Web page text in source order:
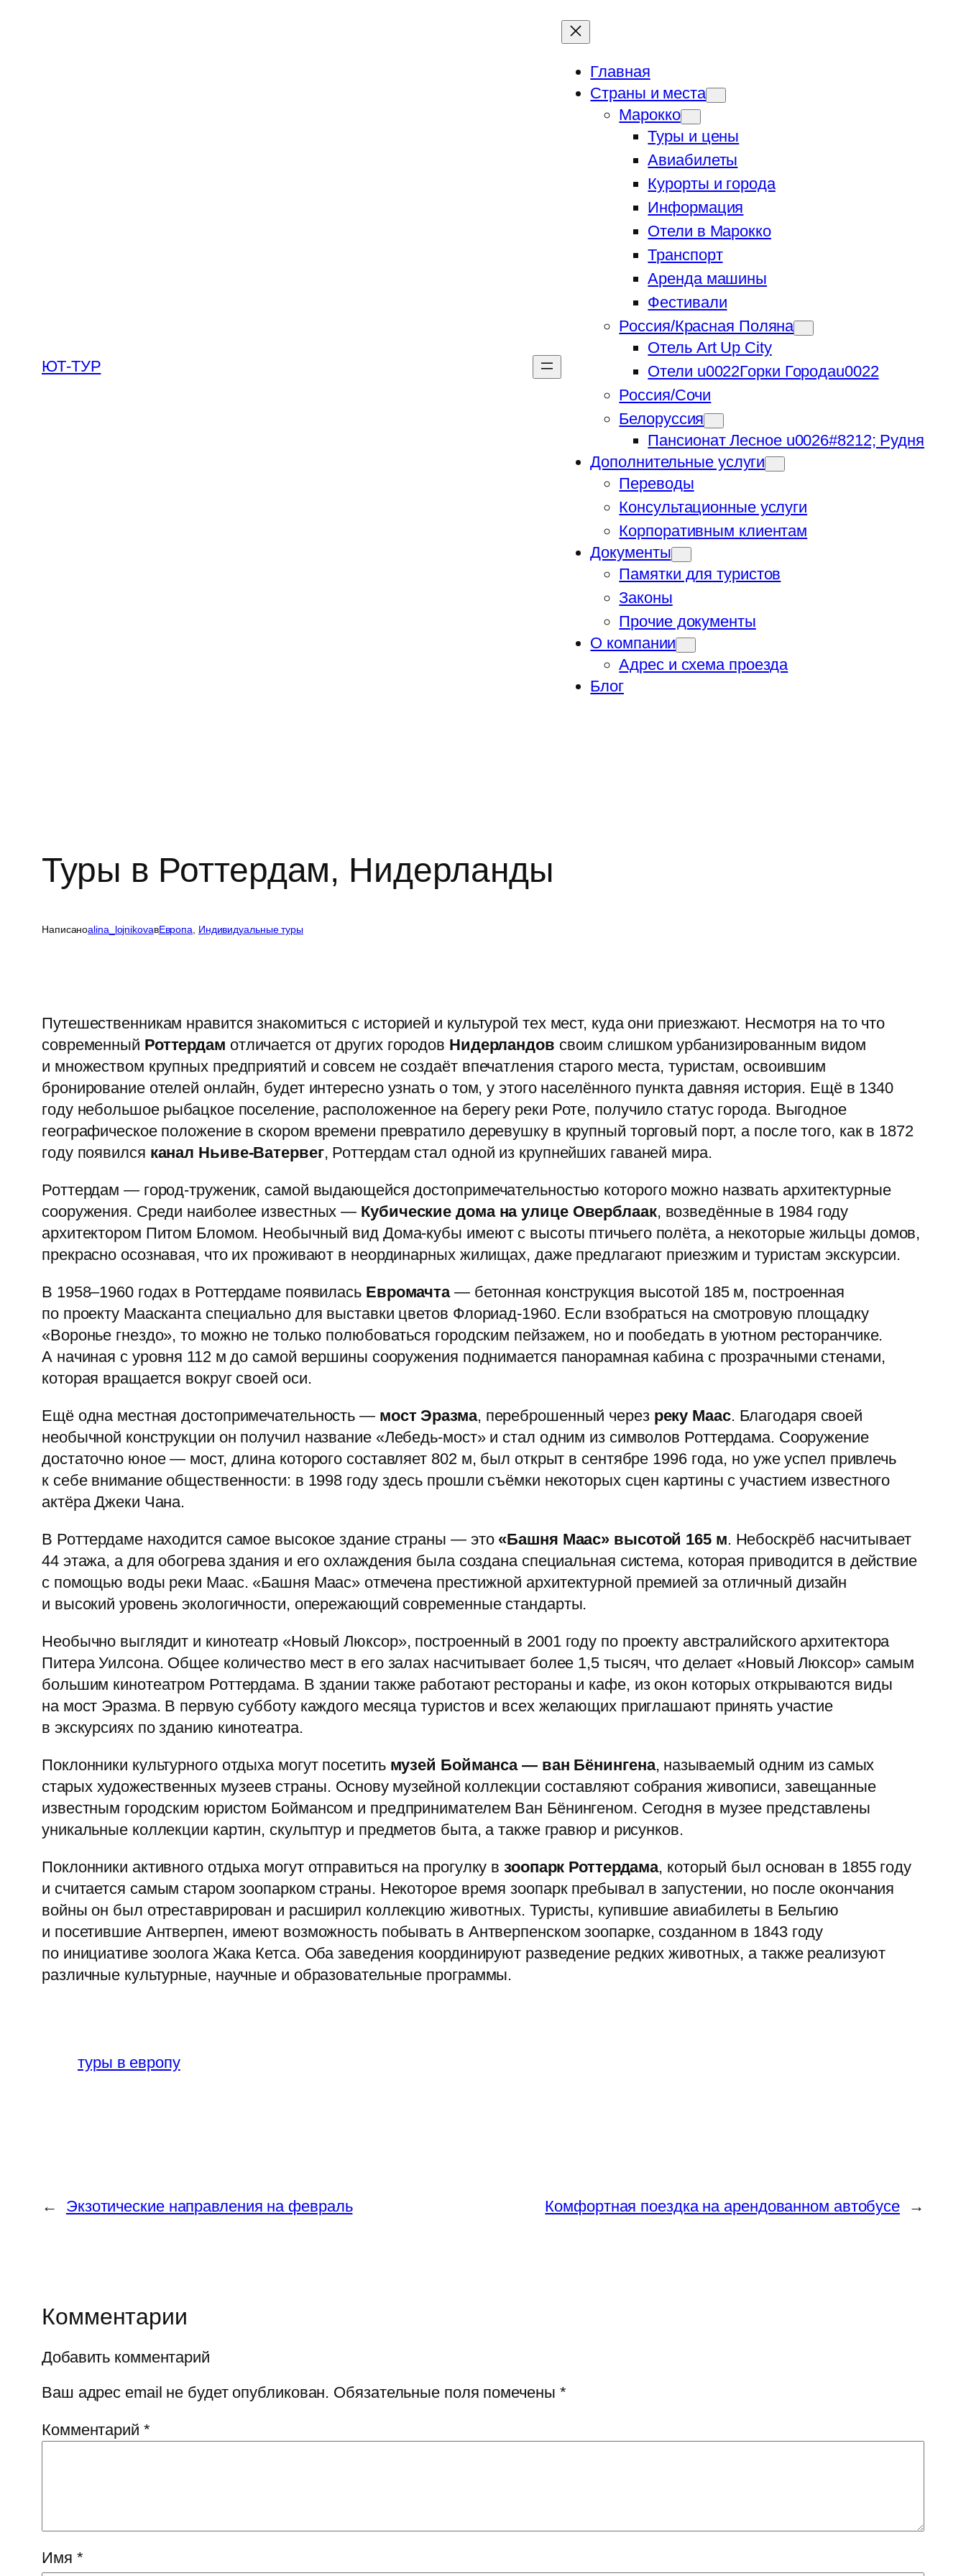
ЮТ-ТУР
Главная
Страны и места
Марокко
Туры и цены
Авиабилеты
Курорты и города
Информация
Отели в Марокко
Транспорт
Аренда машины
Фестивали
Россия/Красная Поляна
Отель Art Up City
Отели u0022Горки Городаu0022
Россия/Сочи
Белоруссия
Пансионат Лесное u0026#8212; Рудня
Дополнительные услуги
Переводы
Консультационные услуги
Корпоративным клиентам
Документы
Памятки для туристов
Законы
Прочие документы
О компании
Адрес и схема проезда
Блог
Туры в Роттердам, Нидерланды
Написаноalina_lojnikovaвЕвропа, Индивидуальные туры
Путешественникам нравится знакомиться с историей и культурой тех мест, куда они приезжают. Несмотря на то что
современный Роттердам отличается от других городов Нидерландов своим слишком урбанизированным видом
и множеством крупных предприятий и совсем не создаёт впечатления старого места, туристам, освоившим
бронирование отелей онлайн, будет интересно узнать о том, у этого населённого пункта давняя история. Ещё в 1340
году небольшое рыбацкое поселение, расположенное на берегу реки Роте, получило статус города. Выгодное
географическое положение в скором времени превратило деревушку в крупный торговый порт, а после того, как в 1872
году появился канал Ньиве-Ватервег, Роттердам стал одной из крупнейших гаваней мира.
Роттердам — город-труженик, самой выдающейся достопримечательностью которого можно назвать архитектурные
сооружения. Среди наиболее известных — Кубические дома на улице Оверблаак, возведённые в 1984 году
архитектором Питом Бломом. Необычный вид Дома-кубы имеют с высоты птичьего полёта, а некоторые жильцы домов,
прекрасно осознавая, что их проживают в неординарных жилищах, даже предлагают приезжим и туристам экскурсии.
В 1958–1960 годах в Роттердаме появилась Евромачта— бетонная конструкция высотой 185 м, построенная
по проекту Маасканта специально для выставки цветов Флориад-1960. Если взобраться на смотровую площадку
«Воронье гнездо», то можно не только полюбоваться городским пейзажем, но и пообедать в уютном ресторанчике.
А начиная с уровня 112 м до самой вершины сооружения поднимается панорамная кабина с прозрачными стенами,
которая вращается вокруг своей оси.
Ещё одна местная достопримечательность — мост Эразма, переброшенный через реку Маас. Благодаря своей
необычной конструкции он получил название «Лебедь-мост» и стал одним из символов Роттердама. Сооружение
достаточно юное — мост, длина которого составляет 802 м, был открыт в сентябре 1996 года, но уже успел привлечь
к себе внимание общественности: в 1998 году здесь прошли съёмки некоторых сцен картины с участием известного
актёра Джеки Чана.
В Роттердаме находится самое высокое здание страны — это «Башня Маас» высотой 165 м. Небоскрёб насчитывает
44 этажа, а для обогрева здания и его охлаждения была создана специальная система, которая приводится в действие
с помощью воды реки Маас. «Башня Маас» отмечена престижной архитектурной премией за отличный дизайн
и высокий уровень экологичности, опережающий современные стандарты.
Необычно выглядит и кинотеатр «Новый Люксор», построенный в 2001 году по проекту австралийского архитектора
Питера Уилсона. Общее количество мест в его залах насчитывает более 1,5 тысяч, что делает «Новый Люксор» самым
большим кинотеатром Роттердама. В здании также работают рестораны и кафе, из окон которых открываются виды
на мост Эразма. В первую субботу каждого месяца туристов и всех желающих приглашают принять участие
в экскурсиях по зданию кинотеатра.
Поклонники культурного отдыха могут посетить музей Бойманса — ван Бёнингена, называемый одним из самых
старых художественных музеев страны. Основу музейной коллекции составляют собрания живописи, завещанные
известным городским юристом Боймансом и предпринимателем Ван Бёнингеном. Сегодня в музее представлены
уникальные коллекции картин, скульптур и предметов быта, а также гравюр и рисунков.
Поклонники активного отдыха могут отправиться на прогулку в зоопарк Роттердама, который был основан в 1855 году
и считается самым старом зоопарком страны. Некоторое время зоопарк пребывал в запустении, но после окончания
войны он был отреставрирован и расширил коллекцию животных. Туристы, купившие авиабилеты в Бельгию
и посетившие Антверпен, имеют возможность побывать в Антверпенском зоопарке, созданном в 1843 году
по инициативе зоолога Жака Кетса. Оба заведения координируют разведение редких животных, а также реализуют
различные культурные, научные и образовательные программы.
туры в европу
← Экзотические направления на февраль Комфортная поездка на арендованном автобусе →
Комментарии
Добавить комментарий
Ваш адрес email не будет опубликован. Обязательные поля помечены *
Комментарий *
Имя *